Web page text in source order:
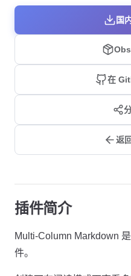
国
在
返
插件简介
Multi-Column Markdown
件。